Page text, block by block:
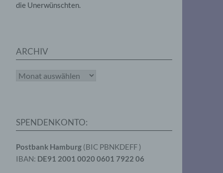
die Unerwünschten.
ARCHIV
Archiv
SPENDENKONTO:
Postbank Hamburg (BIC PBNKDEFF )
IBAN: DE91 2001 0020 0601 7922 06